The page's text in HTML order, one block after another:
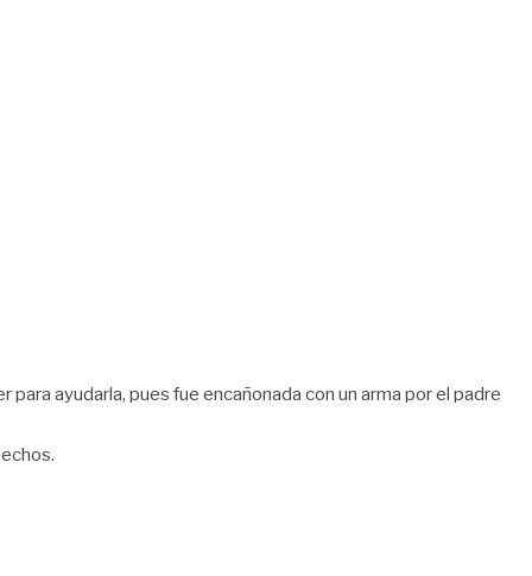
ayudarla, pues fue encañonada con un arma por el padre